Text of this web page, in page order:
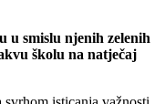
u smislu njenih zelenih
školu na natječaj